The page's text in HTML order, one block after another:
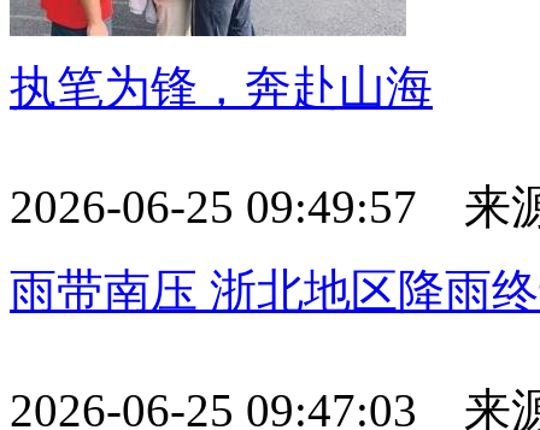
执笔为锋，奔赴山海
2026-06-25 09:49:57 来
雨带南压 浙北地区降雨
2026-06-25 09:47:03 来